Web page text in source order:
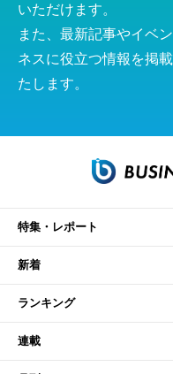
いただけます。
また、最新記事やイベ
ネスに役立つ情報を掲
たします。
特集・レポート
新着
ランキング
連載